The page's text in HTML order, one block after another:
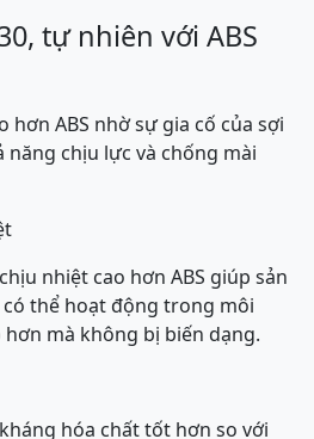
tự nhiên với ABS
hơn ABS nhờ sự gia cố của sợi
chịu lực và chống mài
nhiệt cao hơn ABS giúp sản
có thể hoạt động trong môi
mà không bị biến dạng.
hóa chất tốt hơn so với